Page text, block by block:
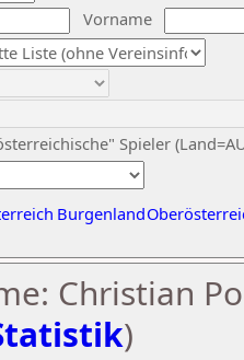
Vorname
Spieler
Burgenland
Christian
)